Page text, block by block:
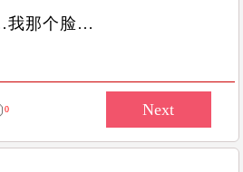
我那个脸…
0